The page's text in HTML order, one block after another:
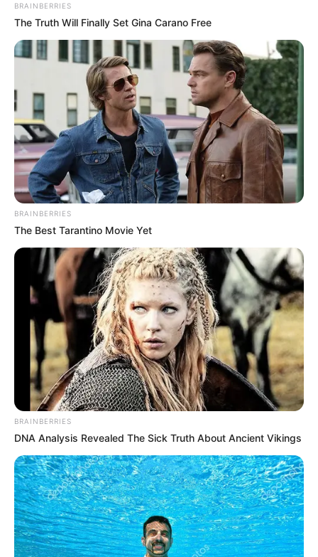
FILM
BRAINBERRIES
The Truth Will Finally Set Gina Carano Free
BRAINBERRIES
The Best Tarantino Movie Yet
BRAINBERRIES
DNA Analysis Revealed The Sick Truth About Ancient Vikings